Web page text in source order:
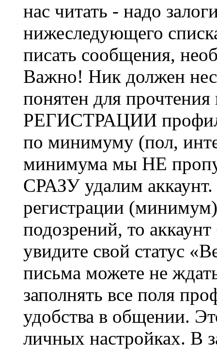
нас читать - надо
нижеследующего
писать сообщения,
Важно! Ник должен
понятен для
РЕГИСТРАЦИИ профиль
по минимуму (пол,
минимума мы НЕ
СРАЗУ удалим
регистрации
подозрений, то
увидите свой статус
письма можете не
заполнять все поля
удобства в общении.
личных настройках. В